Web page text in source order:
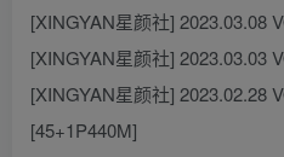
[XINGYAN星颜社] 2023.03.08
[XINGYAN星颜社] 2023.03.03
[XINGYAN星颜社] 2023.02.28
[45+1P440M]